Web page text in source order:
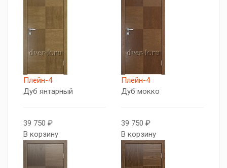
Плейн-4
Дуб янтарный
39 750 ₽
В корзину
Плейн-4
Дуб мокко
39 750 ₽
В корзину